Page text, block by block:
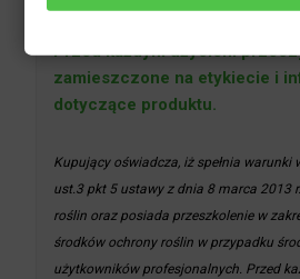
Przed każdym użyciem
zamieszczone na etykiecie i
dotyczące produktu.
Kupujący oświadcza, iż spełnia warunki
ust.3 pkt 5 ustawy z dnia 8 marca 2013
roślin oraz posiada przeszkolenie w
środków ochrony roślin w przypadku
użytkowników profesjonalnych. Przed